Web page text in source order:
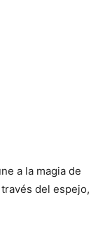
a la magia de
del espejo,